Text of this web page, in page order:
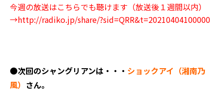
今週の放送はこちらでも聴けます（放送後１週間以内）
→http://radiko.jp/share/?sid=QRR&t=20210404100000
●次回のシャングリアンは ・・・ ショックアイ（湘南乃
風） さん。